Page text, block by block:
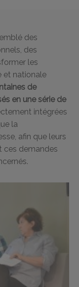
des
des
les
et nationale
de
en une série de
intégrées
la
afin que leurs
ces demandes